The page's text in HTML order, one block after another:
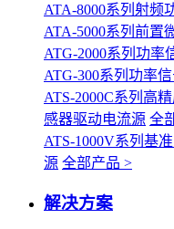
ATA-8000系列射频
ATA-5000系列前置
ATG-2000系列功率
ATG-300系列功率
ATS-2000C系列高
感器驱动电流源 全
ATS-1000V系列基
源 全部产品 >
解决方案